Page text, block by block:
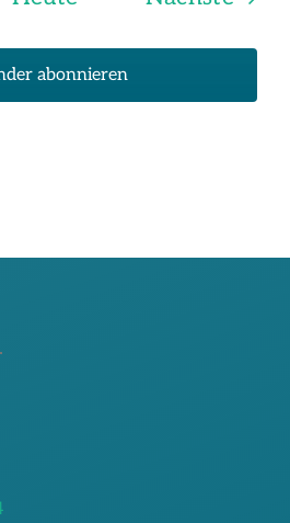
abonnieren